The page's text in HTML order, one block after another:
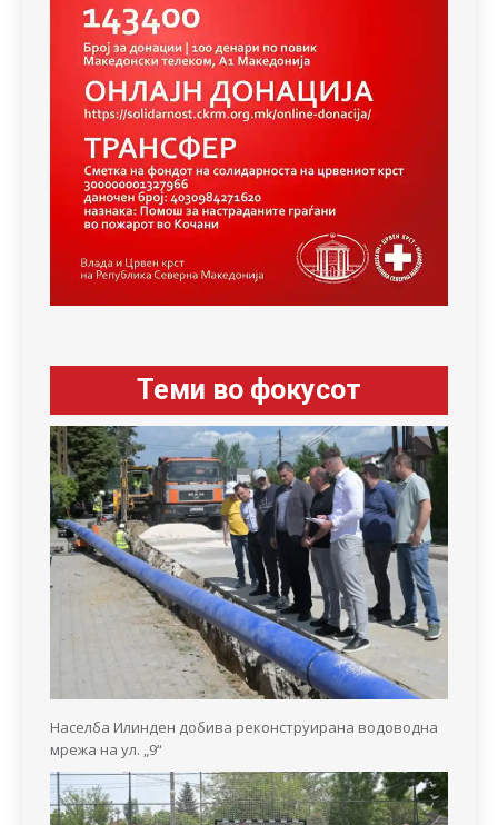
Теми во фокусот
Населба Илинден добива реконструирана водоводна
мрежа на ул. „9“